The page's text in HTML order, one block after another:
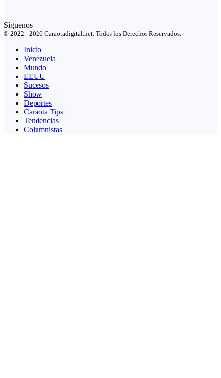
Síguenos
© 2022 - 2026 Caraotadigital.net. Todos los Derechos Reservados.
Inicio
Venezuela
Mundo
EEUU
Sucesos
Show
Deportes
Caraota Tips
Tendencias
Columnistas